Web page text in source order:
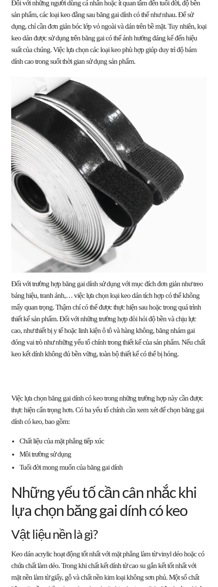
Đối với những người dùng cá nhân hoặc ít quan tâm đến tuổi đời, độ bền
sản phẩm, các loại keo đằng sau băng gai dính có thể như nhau. Để sử
dụng, chỉ cần đơn giản bóc lớp vỏ ngoài và dán trên bề mặt. Tuy nhiên, loại
keo dán được sử dụng trên băng gai có thể ảnh hưởng đáng kể đến hiệu
suất của chúng. Việc lựa chọn các loại keo phù hợp giúp duy trì độ bám
dính cao trong suốt thời gian sử dụng sản phẩm.
Đối với trường hợp băng gai dính sử dụng với mục đích đơn giản như treo
bảng hiệu, tranh ảnh,… việc lựa chọn loại keo dán tích hợp có thể không
mấy quan trọng. Thậm chí có thể được thực hiện sau hoặc trong quá trình
thiết kế sản phẩm. Đối với những trường hợp đòi hỏi độ bền và chịu lực
cao, như thiết bị y tế hoặc linh kiện ô tô và hàng không, băng nhám gai
đóng vai trò như những yếu tố chính trong thiết kế của sản phẩm. Nếu chất
keo kết dính không đủ bền vững, toàn bộ thiết kế có thể bị hỏng.
Việc lựa chọn băng gai dính có keo trong những trường hợp này cần được
thực hiện cẩn trọng hơn. Có ba yếu tố chính cần xem xét để chọn băng gai
dính có keo, bao gồm:
Chất liệu của mặt phẳng tiếp xúc
Môi trường sử dụng
Tuổi đời mong muốn của băng gai dính
Những yếu tố cần cân nhắc khi
lựa chọn băng gai dính có keo
Vật liệu nền là gì?
Keo dán acrylic hoạt động tốt nhất với mặt phẳng làm từ vinyl dẻo hoặc có
chứa chất làm dẻo. Trong khi chất kết dính từ cao su gắn kết tốt nhất với
mặt nền làm từ giấy, gỗ và chất nền kim loại không sơn phủ. Một số chất